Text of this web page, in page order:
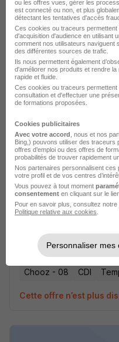
Chef de Projet Site
collectivite
Cette offre n’est plus
Chef de Projet
collectivite
Chooz - 08 CDI
Cette offre n’est plus
ou les offres vues, gérer les
est connecté ou non, et plus
détectant les tentatives d'accès
Ces cookies ou traceurs
d'acquisition d'audience en utilisant
comment nos utilisateurs naviguent
des différentes sources de trafic.
Ils nous permettent également
d'améliorer nos produits et rendre
rapide et fluide.
Ces cookies ou traceurs
consultation et d'effectuer une
de formations proposées.
Cookies publicitaires
Avec votre accord , nous et nos
Bing,) pouvons utiliser des traceurs
offres d’emploi ou des offres de
probabilités de trouver rapidement
Nos partenaires personnalisent ces
votre profil et de vos centres
Vous pouvez à tout moment
consentement en cliquant sur le
Pour en savoir plus, consultez notre
Politique relative aux cookies
Personnaliser mes